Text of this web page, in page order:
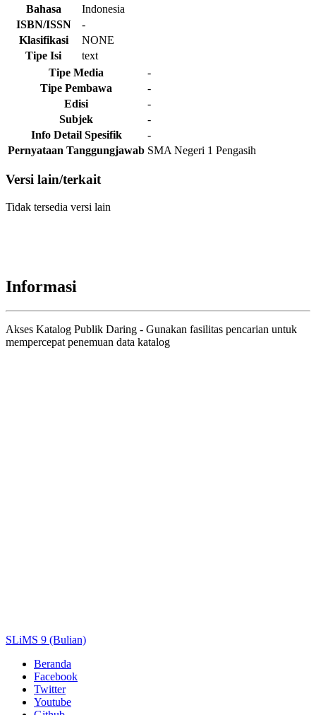
Bahasa
Indonesia
ISBN/ISSN
-
Klasifikasi
NONE
Tipe Isi
text
Tipe Media
-
Tipe Pembawa
-
Edisi
-
Subjek
-
Info Detail Spesifik
-
Pernyataan Tanggungjawab SMA Negeri 1 Pengasih
Versi lain/terkait
Tidak tersedia versi lain
Informasi
Akses Katalog Publik Daring - Gunakan fasilitas pencarian untuk
mempercepat penemuan data katalog
SLiMS 9 (Bulian)
Beranda
Facebook
Twitter
Youtube